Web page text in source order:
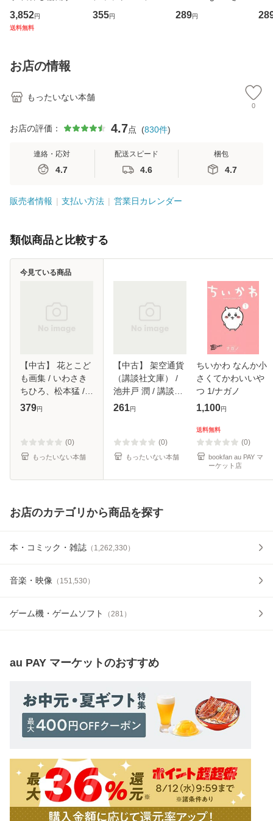
専門職の看護マネ
ジメントスキル 改
恵 藤本幸三 / 南江
堂 [単行
3,852円
送料無料
キューンレコード
[CD]【メール便送
355円
のがかり / [CD]
【メール便送料無
289円
産
お店の情報
もったいない本舗
0
お店の評価： 4.7点 (830件)
連絡・応対
4.7
配送スピード
4.6
梱包
4.7
販売者情報 支払い方法 営業日カレンダー
類似商品と比較する
【中古】 花とこど
も画集 / いわさき
ちひろ、松本猛 /
岩崎書店 [ペーパー
379円
(0)
もったいない本舗
今見ている商品
【中古】 架空通貨
（講談社文庫） /
池井戸 潤 / 講談社
[文庫]【メール便送
261円
(0)
もったいない本舗
ちいかわ なんか小
さくてかわいいや
つ 1/ナガノ
1,100円
送料無料
(0)
bookfan au PAY マ
ーケット店
お店のカテゴリから商品を探す
本・コミック・雑誌 （ 1,262,330）
音楽・映像 （ 151,530）
ゲーム機・ゲームソフト （281 ）
au PAY マーケットのおすすめ